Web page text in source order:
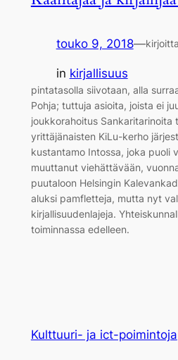
touko 9, 2018—
in kirjallisuus
pintatasolla siivotaan, alla
Pohja; tuttuja asioita, joista ei
joukkorahoitus Sankaritarinoita
yrittäjänaisten KiLu-kerho
kustantamo Intossa, joka puoli
muuttanut viehättävään,
puutaloon Helsingin
aluksi pamfletteja, mutta nyt
kirjallisuudenlajeja.
toiminnassa edelleen.
Kulttuuri- ja ict-poimintoja